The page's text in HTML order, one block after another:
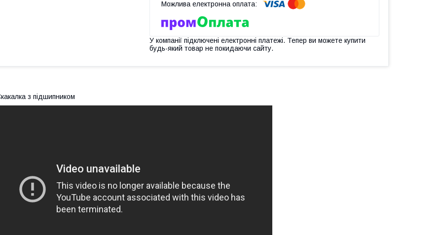
У компанії підключені електронні платежі. Тепер ви можете купити
будь-який товар не покидаючи сайту.
з підшипником